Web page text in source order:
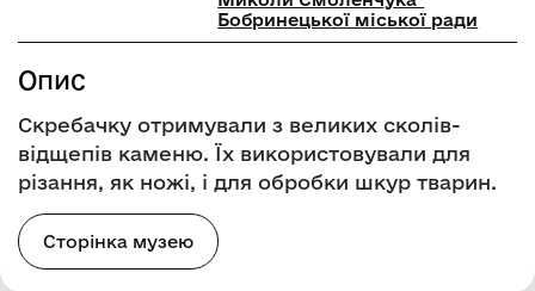
Бобринецької міської ради
Опис
Скребачку отримували з великих сколів-
відщепів каменю. Їх використовували для
різання, як ножі, і для обробки шкур тварин.
Сторінка музею